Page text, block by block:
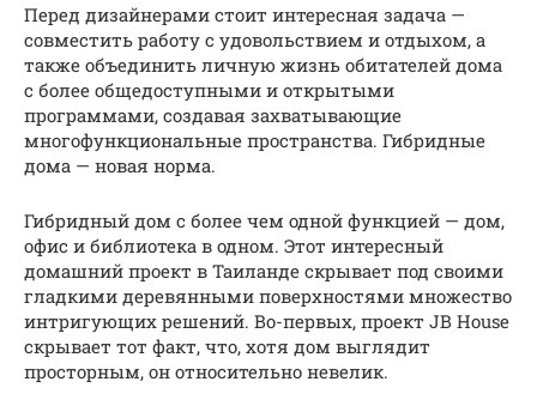
Перед дизайнерами стоит интересная задача —
совместить работу с удовольствием и отдыхом, а
также объединить личную жизнь обитателей дома
с более общедоступными и открытыми
программами, создавая захватывающие
многофункциональные пространства. Гибридные
дома — новая норма.
Гибридный дом с более чем одной функцией — дом,
офис и библиотека в одном. Этот интересный
домашний проект в Таиланде скрывает под своими
гладкими деревянными поверхностями множество
интригующих решений. Во-первых, проект JB House
скрывает тот факт, что, хотя дом выглядит
просторным, он относительно невелик.